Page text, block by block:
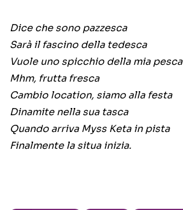
Dice che sono pazzesca
Sarà il fascino della tedesca
Vuole uno spicchio della mia pesca
Mhm, frutta fresca
Cambio location, siamo alla festa
Dinamite nella sua tasca
Quando arriva Myss Keta in pista
Finalmente la situa inizia.